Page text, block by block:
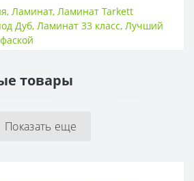
, Ламинат, Ламинат Tarkett
Дуб, Ламинат 33 класс, Лучший
товары
Показать еще